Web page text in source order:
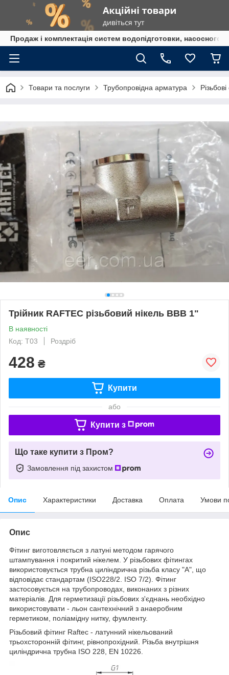
Продаж і комплектація систем водопідготовки, насосного
Товари та послуги Трубопровідна арматура
Трійник RAFTEC різьбовий нікель ВВВ 1"
В наявності
Код: Т03
Роздріб
428 ₴
Купити
або
Купити з
Що таке купити з Пром?
Замовлення під захистом
Опис Характеристики Доставка Оплата Умови
Опис
Фітинг виготовляється з латуні методом гарячого
штампування і покритий нікелем. У різьбових фітингах
використовується трубна циліндрична різьба класу "А", що
відповідає стандартам (ISO228/2. ISO 7/2). Фітинг
застосовується на трубопроводах, виконаних з різних
матеріалів. Для герметизації різьбових з'єднань необхідно
використовувати - льон сантехнічний з анаеробним
герметиком, поліамідну нитку, фумленту.
Різьбовий фітинг Raftec - латунний нікельований
трьохсторонній фітинг, рівнопрохідний. Різьба внутрішня
циліндрична трубна ISO 228, EN 10226.